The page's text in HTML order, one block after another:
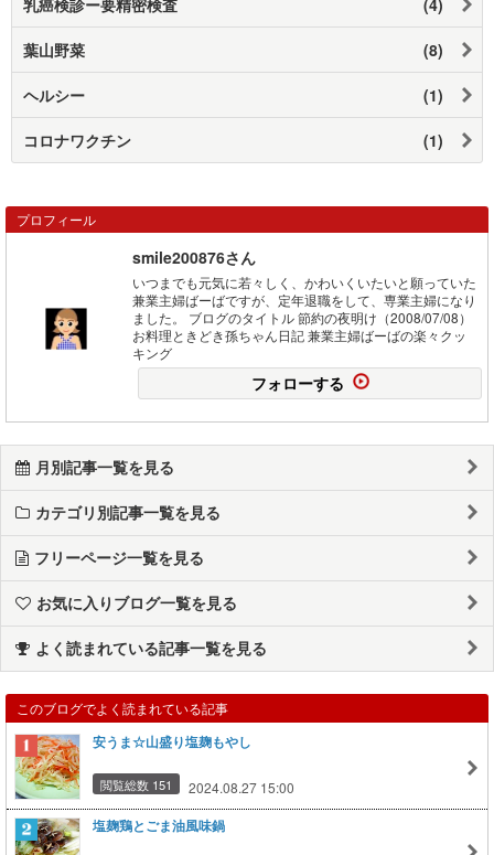
乳癌検診ー要精密検査 (4)
葉山野菜 (8)
ヘルシー (1)
コロナワクチン (1)
プロフィール
smile200876さん
いつまでも元気に若々しく、かわいくいたいと願っていた
兼業主婦ばーばですが、定年退職をして、専業主婦になり
ました。 ブログのタイトル 節約の夜明け（2008/07/08）
お料理ときどき孫ちゃん日記 兼業主婦ばーばの楽々クッ
キング
フォローする
月別記事一覧を見る
カテゴリ別記事一覧を見る
フリーページ一覧を見る
お気に入りブログ一覧を見る
よく読まれている記事一覧を見る
このブログでよく読まれている記事
安うま☆山盛り塩麹もやし
閲覧総数 151 2024.08.27 15:00
塩麹鶏とごま油風味鍋